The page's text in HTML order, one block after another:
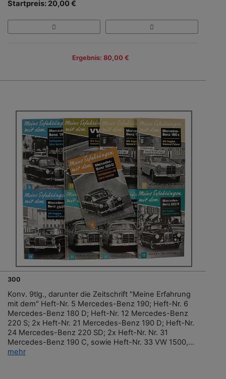
Startpreis: 20,00 €
Ergebnis: 80,00 €
300
Konv. 9tlg., darunter die Zeitschrift "Meine Erfahrung
mit dem" Heft-Nr. 5 Mercedes-Benz 190; Heft-Nr. 6
Mercedes-Benz 180 D; Heft-Nr. 12 Mercedes-Benz
220 S; 2x Heft-Nr. 21 Mercedes-Benz 190 D; Heft-Nr.
24 Mercedes-Benz 220 SD; 2x Heft-Nr. Nr. 31
Mercedes-Benz 190 C, sowie Heft-Nr. 33 VW 1500,...
mehr